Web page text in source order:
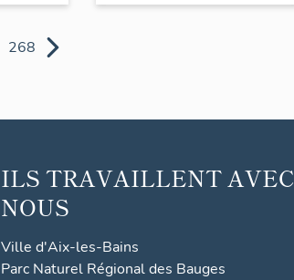
268
ILS TRAVAILLENT AVEC
NOUS
Ville d'Aix-les-Bains
Parc Naturel Régional des Bauges